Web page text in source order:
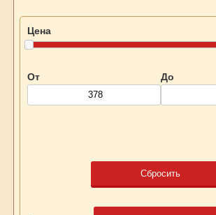
Цена
От До
Сбросить